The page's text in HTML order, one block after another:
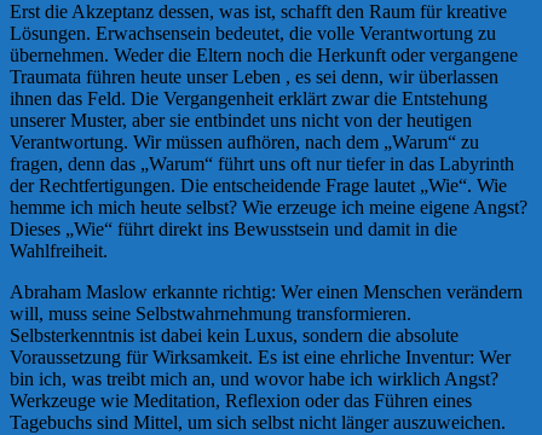
Erst die Akzeptanz dessen, was ist, schafft den Raum für kreative
Lösungen. Erwachsensein bedeutet, die volle Verantwortung zu
übernehmen. Weder die Eltern noch die Herkunft oder vergangene
Traumata führen heute unser Leben , es sei denn, wir überlassen
ihnen das Feld. Die Vergangenheit erklärt zwar die Entstehung
unserer Muster, aber sie entbindet uns nicht von der heutigen
Verantwortung. Wir müssen aufhören, nach dem „Warum“ zu
fragen, denn das „Warum“ führt uns oft nur tiefer in das Labyrinth
der Rechtfertigungen. Die entscheidende Frage lautet „Wie“. Wie
hemme ich mich heute selbst? Wie erzeuge ich meine eigene Angst?
Dieses „Wie“ führt direkt ins Bewusstsein und damit in die
Wahlfreiheit.
Abraham Maslow erkannte richtig: Wer einen Menschen verändern
will, muss seine Selbstwahrnehmung transformieren.
Selbsterkenntnis ist dabei kein Luxus, sondern die absolute
Voraussetzung für Wirksamkeit. Es ist eine ehrliche Inventur: Wer
bin ich, was treibt mich an, und wovor habe ich wirklich Angst?
Werkzeuge wie Meditation, Reflexion oder das Führen eines
Tagebuchs sind Mittel, um sich selbst nicht länger auszuweichen.